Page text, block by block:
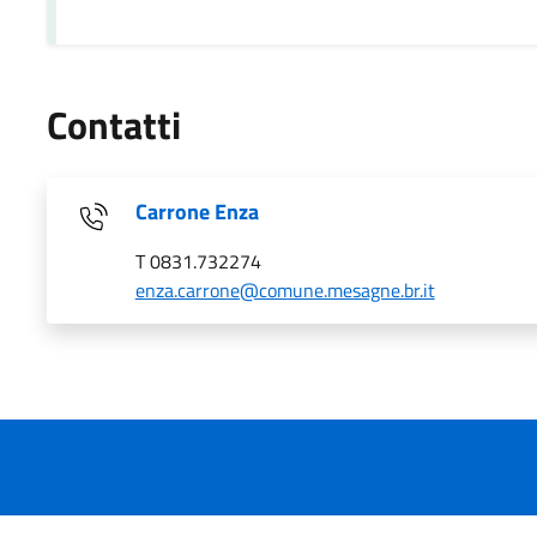
Contatti
Carrone Enza
T 0831.732274
enza.carrone@comune.mesagne.br.it